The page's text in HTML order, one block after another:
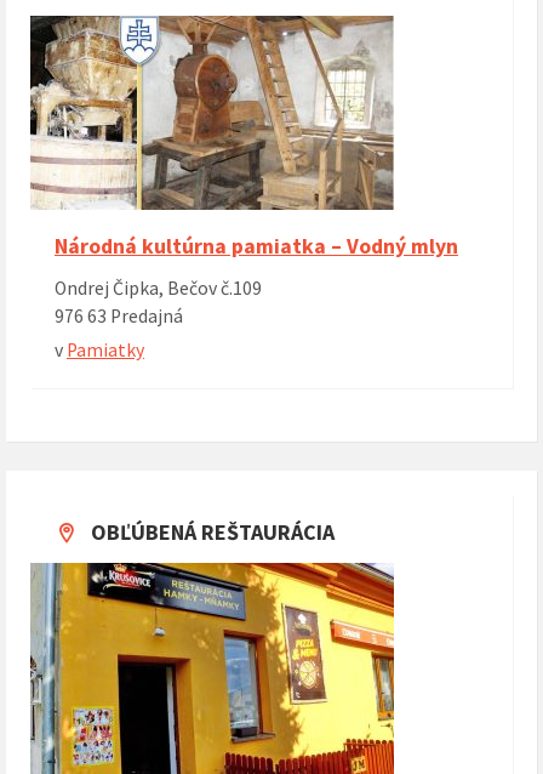
Národná kultúrna pamiatka – Vodný mlyn
Ondrej Čipka, Bečov č.109
976 63 Predajná
v Pamiatky
OBĽÚBENÁ REŠTAURÁCIA